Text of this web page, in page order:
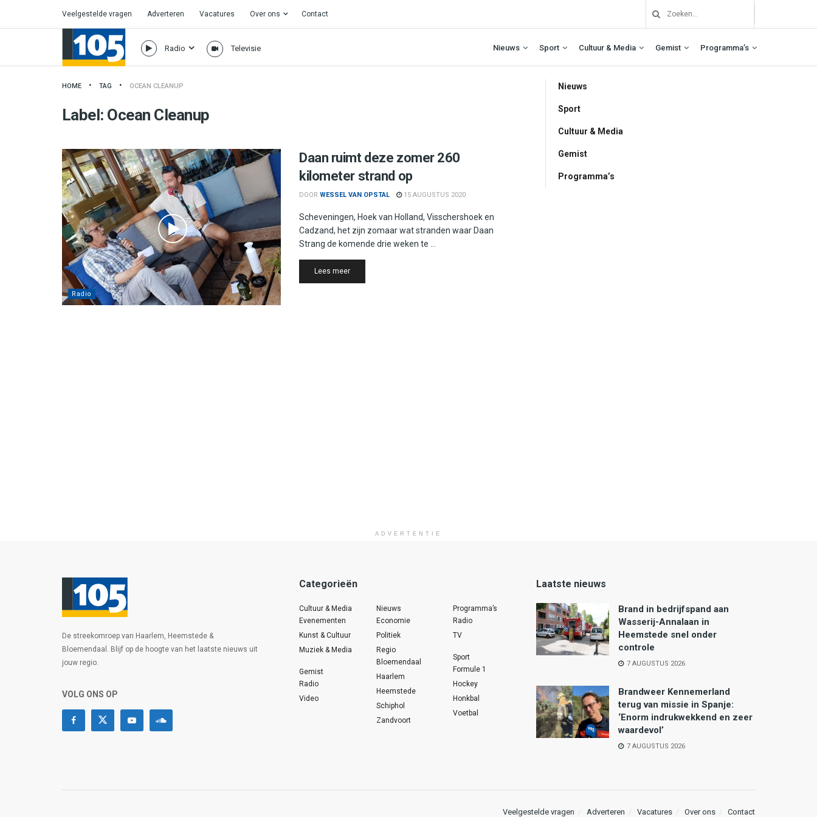
Veelgestelde vragen Adverteren Vacatures Over ons Contact
Radio Televisie Nieuws Sport Cultuur & Media Gemist Programma’s
HOME TAG OCEAN CLEANUP
Label: Ocean Cleanup
Radio
Daan ruimt deze zomer 260
kilometer strand op
DOOR WESSEL VAN OPSTAL 15 AUGUSTUS 2020
Scheveningen, Hoek van Holland, Visschershoek en
Cadzand, het zijn zomaar wat stranden waar Daan
Strang de komende drie weken te ...
Lees meerDetails
Nieuws
Sport
Cultuur & Media
Gemist
Programma’s
ADVERTENTIE
De streekomroep van Haarlem, Heemstede &
Bloemendaal. Blijf op de hoogte van het laatste nieuws uit
jouw regio.
VOLG ONS OP
Categorieën
Cultuur & Media
Evenementen
Kunst & Cultuur
Muziek & Media
Gemist
Radio
Video
Nieuws
Economie
Politiek
Regio
Bloemendaal
Haarlem
Heemstede
Schiphol
Zandvoort
Programma’s
Radio
TV
Sport
Formule 1
Hockey
Honkbal
Voetbal
Laatste nieuws
Brand in bedrijfspand aan
Wasserij-Annalaan in
Heemstede snel onder
controle
7 AUGUSTUS 2026
Brandweer Kennemerland
terug van missie in Spanje:
‘Enorm indrukwekkend en zeer
waardevol’
7 AUGUSTUS 2026
Veelgestelde vragen Adverteren Vacatures Over ons Contact